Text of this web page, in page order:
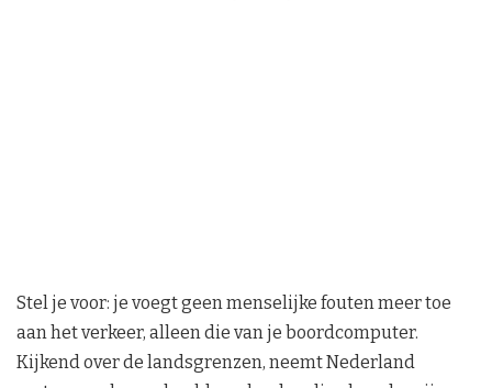
Stel je voor: je voegt geen menselijke fouten meer toe
aan het verkeer, alleen die van je boordcomputer.
Kijkend over de landsgrenzen, neemt Nederland